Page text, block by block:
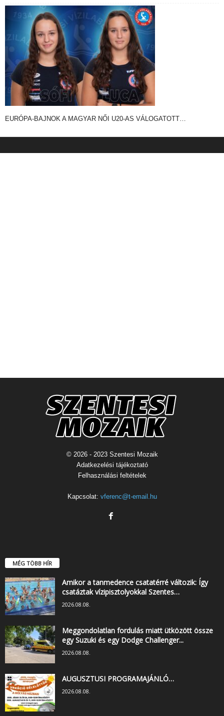
EURÓPA-BAJNOK A MAGYAR NŐI U20-AS VÁLOGATOTT…
© 2026 - 2023 Szentesi Mozaik
Adatkezelési tájékoztató
Felhasználási feltételek
Kapcsolat: vferenc@t-email.hu
MÉG TÖBB HÍR
Amikor a tanmedence csatatérré változik: Így
csatáztak vízipisztolyokkal Szentes…
2026.08.08.
Meggondolatlan fordulás miatt ütközött össze
egy Suzuki és egy Dodge Challenger...
2026.08.08.
AUGUSZTUSI PROGRAMAJÁNLÓ…
2026.08.08.